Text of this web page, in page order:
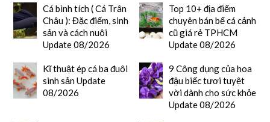
Cá bình tích ( Cá Trân
Châu ): Đặc điểm, sinh
sản và cách nuôi
Update 08/2026
Top 10+ địa điểm
chuyên bán bể cá cảnh
cũ giá rẻ TPHCM
Update 08/2026
Kĩ thuật ép cá ba đuôi
sinh sản Update
08/2026
9 Công dụng của hoa
đậu biếc tươi tuyệt
vời dành cho sức khỏe
Update 08/2026